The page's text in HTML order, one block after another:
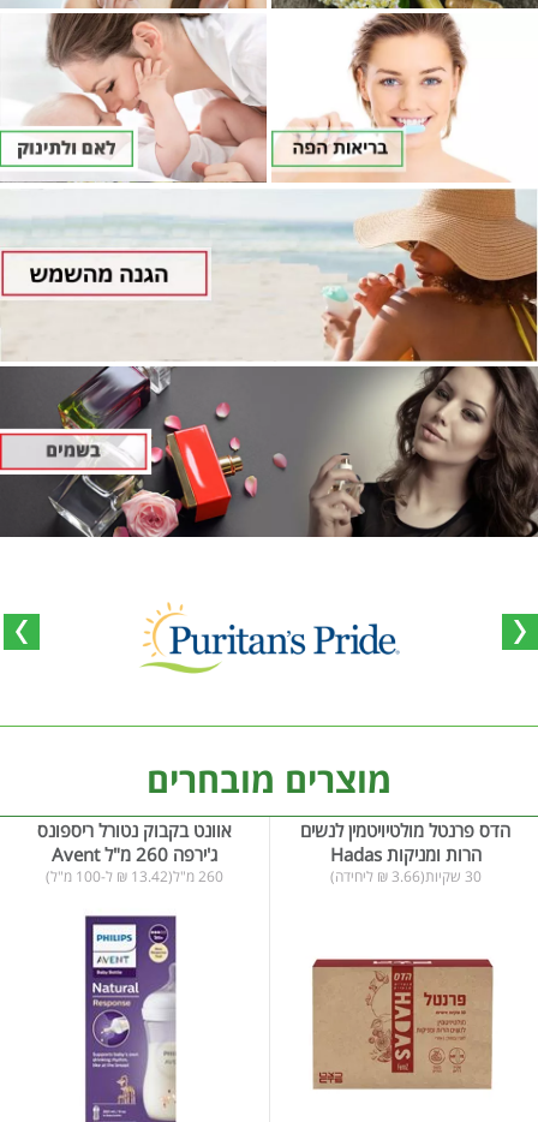
מוצרים מובחרים
הדס פרנטל מולטיויטמין לנשים
הרות ומניקות Hadas
30 שקיות(3.66 ₪ ליחידה)
אוונט בקבוק נטורל ריספונס
ג'ירפה 260 מ"ל Avent
260 מ"ל(13.42 ₪ ל-100 מ"ל)